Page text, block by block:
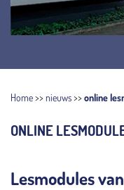
Home>> nieuws>> online
ONLINE
Lesmodules